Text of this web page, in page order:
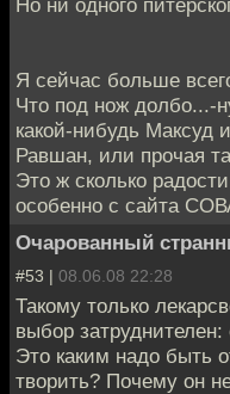
Я сейчас больше
Что под нож долбо...-
какой-нибудь
Равшан, или прочая
Это ж сколько
особенно с сайта
Очарованный
#53 | 08.06.08 22:28
Такому только
выбор
Это каким надо быть
творить? Почему он